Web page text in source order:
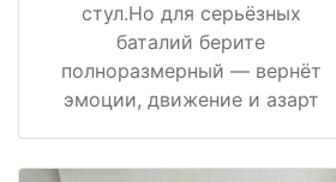
стул.Но для серьёзных
баталий берите
полноразмерный — вернёт
эмоции, движение и азарт